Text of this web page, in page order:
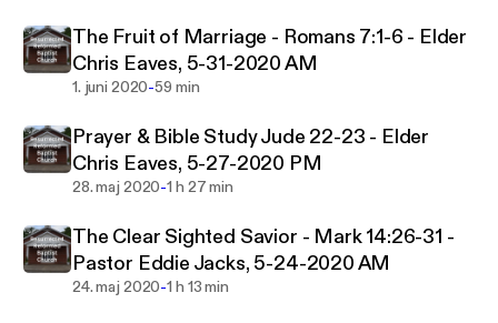
The Fruit of Marriage - Romans 7:1-6 - Elder
Chris Eaves, 5-31-2020 AM
1. juni 2020-59 min
Prayer & Bible Study Jude 22-23 - Elder
Chris Eaves, 5-27-2020 PM
28. maj 2020-1 h 27 min
The Clear Sighted Savior - Mark 14:26-31 -
Pastor Eddie Jacks, 5-24-2020 AM
24. maj 2020-1 h 13 min